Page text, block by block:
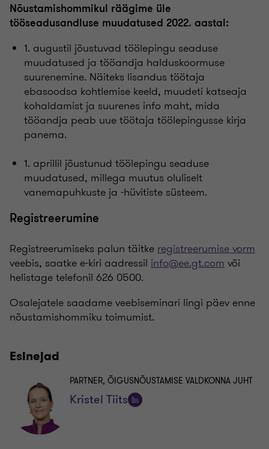
Nõustamishommikul räägime üle
tööseadusandluse muudatused 2022. aastal:
1. augustil jõustuvad töölepingu seaduse
muudatused ja tööandja halduskoormuse
suurenemine. Näiteks lisandus töötaja
ebasoodsa kohtlemise keeld, muudeti katseaja
kohaldamist ja suurenes info maht, mida
tööandja peab uue töötaja töölepingusse kirja
panema.
1. aprillil jõustunud töölepingu seaduse
muudatused, millega muutus oluliselt
vanemapuhkuste ja -hüvitiste süsteem.
Registreerumine
Registreerumiseks palun täitke registreerumise vorm
veebis, saatke e-kiri aadressil info@ee.gt.com või
helistage telefonil 626 0500.
Osalejatele saadame veebiseminari lingi päev enne
nõustamishommiku toimumist.
Esinejad
Kristel Tiits
PARTNER, ÕIGUSNÕUSTAMISE VALDKONNA JUHT